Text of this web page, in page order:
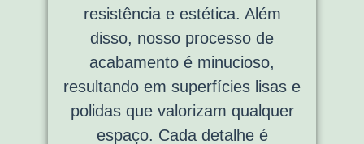
resistência e estética. Além
disso, nosso processo de
acabamento é minucioso,
resultando em superfícies lisas e
polidas que valorizam qualquer
espaço. Cada detalhe é